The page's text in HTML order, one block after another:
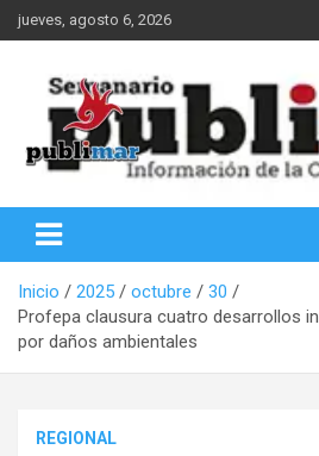
Saltar
al
jueves, agosto 6, 2026
PubliMar
Inicio 2025 octubre
30
Profepa clausura cuatro desarrollos
por daños ambientales
REGIONAL